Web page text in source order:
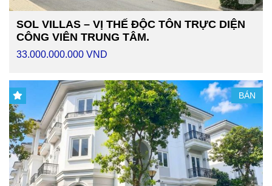
SOL VILLAS – VỊ THẾ ĐỘC TÔN TRỰC DIỆN
CÔNG VIÊN TRUNG TÂM.
33.000.000.000 VND
BÁN